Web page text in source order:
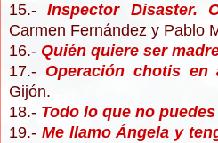
15.-Inspector Disaster.
Carmen Fernández y Pablo
16.- Quién quiere ser
17.- Operación chotis en
Gijón.
18.- Todo lo que no
19.- Me llamo Ángela y